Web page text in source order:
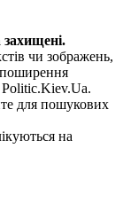
чи зображень,
поширення
для пошукових
на